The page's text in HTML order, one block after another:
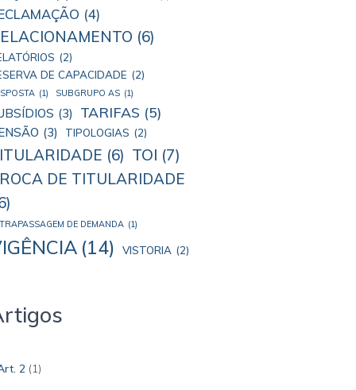
(4)
(6)
(2)
DE CAPACIDADE (2)
(1) SUBGRUPO AS (1)
(3) TARIFAS (5)
(3) TIPOLOGIAS (2)
(6) TOI (7)
DE TITULARIDADE
DE DEMANDA (1)
(14) VISTORIA (2)
2 (1)